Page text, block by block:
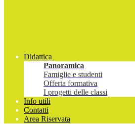
Didattica
Panoramica
Famiglie e studenti
Offerta formativa
I progetti delle classi
Info utili
Contatti
Area Riservata